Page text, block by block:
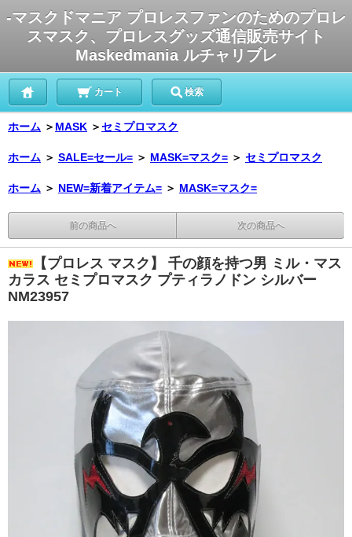
-マスクドマニア プロレスファンのためのプロレ
スマスク、プロレスグッズ通信販売サイト
Maskedmania ルチャリブレ
カート 検索
ホーム ＞ MASK ＞セミプロマスク
ホーム ＞ SALE=セール= ＞ MASK=マスク= ＞ セミプロマスク
ホーム ＞ NEW=新着アイテム= ＞ MASK=マスク=
前の商品へ 次の商品へ
【プロレス マスク】 千の顔を持つ男 ミル・マス
カラス セミプロマスク プティラノドン シルバー
NM23957